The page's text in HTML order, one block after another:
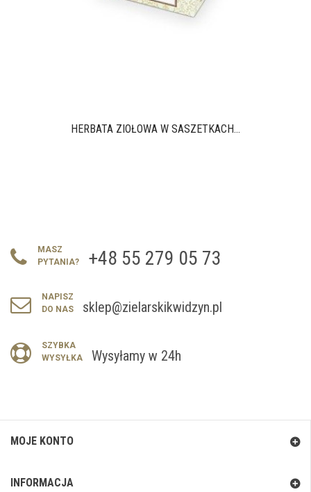
HERBATA ZIOŁOWA W SASZETKACH...
MASZ
PYTANIA?
+48 55 279 05 73
NAPISZ
DO NAS
sklep@zielarskikwidzyn.pl
SZYBKA
WYSYŁKA
Wysyłamy w 24h
MOJE KONTO
INFORMACJA